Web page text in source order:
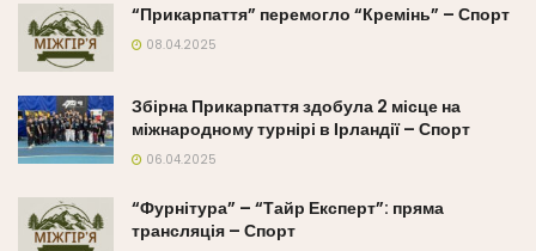
“Прикарпаття” перемогло “Кремінь” – Спорт
08.04.2025
Збірна Прикарпаття здобула 2 місце на
міжнародному турнірі в Ірландії – Спорт
06.04.2025
“Фурнітура” – “Тайр Експерт”: пряма
трансляція – Спорт